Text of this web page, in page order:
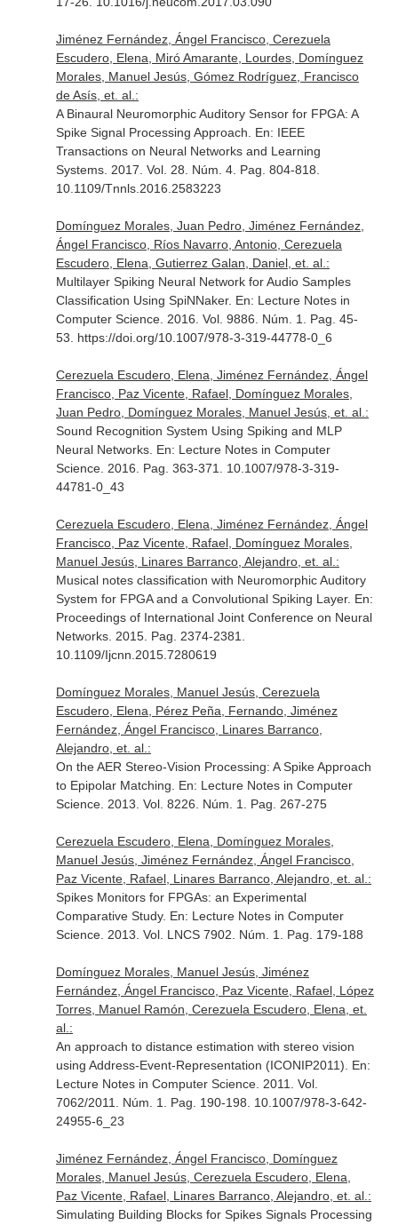
Jiménez Fernández, Ángel Francisco, Cerezuela
Escudero, Elena, Miró Amarante, Lourdes, Domínguez
Morales, Manuel Jesús, Gómez Rodríguez, Francisco
de Asís, et. al.:
A Binaural Neuromorphic Auditory Sensor for FPGA: A
Spike Signal Processing Approach. En: IEEE
Transactions on Neural Networks and Learning
Systems. 2017. Vol. 28. Núm. 4. Pag. 804-818.
10.1109/Tnnls.2016.2583223
Domínguez Morales, Juan Pedro, Jiménez Fernández,
Ángel Francisco, Ríos Navarro, Antonio, Cerezuela
Escudero, Elena, Gutierrez Galan, Daniel, et. al.:
Multilayer Spiking Neural Network for Audio Samples
Classification Using SpiNNaker. En: Lecture Notes in
Computer Science. 2016. Vol. 9886. Núm. 1. Pag. 45-
53. https://doi.org/10.1007/978-3-319-44778-0_6
Cerezuela Escudero, Elena, Jiménez Fernández, Ángel
Francisco, Paz Vicente, Rafael, Domínguez Morales,
Juan Pedro, Domínguez Morales, Manuel Jesús, et. al.:
Sound Recognition System Using Spiking and MLP
Neural Networks. En: Lecture Notes in Computer
Science. 2016. Pag. 363-371. 10.1007/978-3-319-
44781-0_43
Cerezuela Escudero, Elena, Jiménez Fernández, Ángel
Francisco, Paz Vicente, Rafael, Domínguez Morales,
Manuel Jesús, Linares Barranco, Alejandro, et. al.:
Musical notes classification with Neuromorphic Auditory
System for FPGA and a Convolutional Spiking Layer. En:
Proceedings of International Joint Conference on Neural
Networks. 2015. Pag. 2374-2381.
10.1109/Ijcnn.2015.7280619
Domínguez Morales, Manuel Jesús, Cerezuela
Escudero, Elena, Pérez Peña, Fernando, Jiménez
Fernández, Ángel Francisco, Linares Barranco,
Alejandro, et. al.:
On the AER Stereo-Vision Processing: A Spike Approach
to Epipolar Matching. En: Lecture Notes in Computer
Science. 2013. Vol. 8226. Núm. 1. Pag. 267-275
Cerezuela Escudero, Elena, Domínguez Morales,
Manuel Jesús, Jiménez Fernández, Ángel Francisco,
Paz Vicente, Rafael, Linares Barranco, Alejandro, et. al.:
Spikes Monitors for FPGAs: an Experimental
Comparative Study. En: Lecture Notes in Computer
Science. 2013. Vol. LNCS 7902. Núm. 1. Pag. 179-188
Domínguez Morales, Manuel Jesús, Jiménez
Fernández, Ángel Francisco, Paz Vicente, Rafael, López
Torres, Manuel Ramón, Cerezuela Escudero, Elena, et.
al.:
An approach to distance estimation with stereo vision
using Address-Event-Representation (ICONIP2011). En:
Lecture Notes in Computer Science. 2011. Vol.
7062/2011. Núm. 1. Pag. 190-198. 10.1007/978-3-642-
24955-6_23
Jiménez Fernández, Ángel Francisco, Domínguez
Morales, Manuel Jesús, Cerezuela Escudero, Elena,
Paz Vicente, Rafael, Linares Barranco, Alejandro, et. al.:
Simulating Building Blocks for Spikes Signals Processing